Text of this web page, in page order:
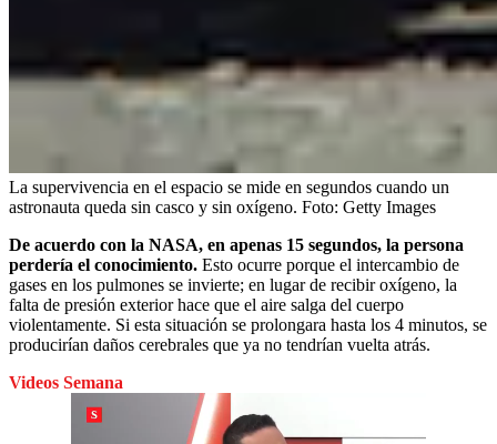
La supervivencia en el espacio se mide en segundos cuando un
astronauta queda sin casco y sin oxígeno. Foto: Getty Images
De acuerdo con la NASA, en apenas 15 segundos, la persona
perdería el conocimiento. Esto ocurre porque el intercambio de
gases en los pulmones se invierte; en lugar de recibir oxígeno, la
falta de presión exterior hace que el aire salga del cuerpo
violentamente. Si esta situación se prolongara hasta los 4 minutos, se
producirían daños cerebrales que ya no tendrían vuelta atrás.
Videos Semana